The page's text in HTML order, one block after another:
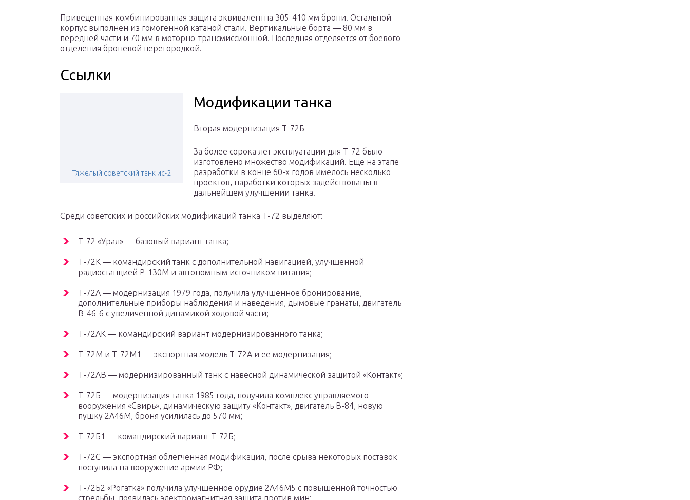
Приведенная комбинированная защита эквивалентна 305-410 мм брони. Остальной
корпус выполнен из гомогенной катаной стали. Вертикальные борта — 80 мм в
передней части и 70 мм в моторно-трансмиссионной. Последняя отделяется от боевого
отделения броневой перегородкой.
Ссылки
Тяжелый советский танк ис-2
Модификации танка
Вторая модернизация Т-72Б
За более сорока лет эксплуатации для Т-72 было
изготовлено множество модификаций. Еще на этапе
разработки в конце 60-х годов имелось несколько
проектов, наработки которых задействованы в
дальнейшем улучшении танка.
Среди советских и российских модификаций танка Т-72 выделяют:
Т-72 «Урал» — базовый вариант танка;
Т-72К — командирский танк с дополнительной навигацией, улучшенной
радиостанцией Р-130М и автономным источником питания;
Т-72А — модернизация 1979 года, получила улучшенное бронирование,
дополнительные приборы наблюдения и наведения, дымовые гранаты, двигатель
В-46-6 с увеличенной динамикой ходовой части;
Т-72АК — командирский вариант модернизированного танка;
Т-72М и Т-72М1 — экспортная модель Т-72А и ее модернизация;
Т-72АВ — модернизированный танк с навесной динамической защитой «Контакт»;
Т-72Б — модернизация танка 1985 года, получила комплекс управляемого
вооружения «Свирь», динамическую защиту «Контакт», двигатель В-84, новую
пушку 2А46М, броня усилилась до 570 мм;
Т-72Б1 — командирский вариант Т-72Б;
Т-72С — экспортная облегченная модификация, после срыва некоторых поставок
поступила на вооружение армии РФ;
Т-72Б2 «Рогатка» получила улучшенное орудие 2А46М5 с повышенной точностью
стрельбы, появилась электромагнитная защита против мин;